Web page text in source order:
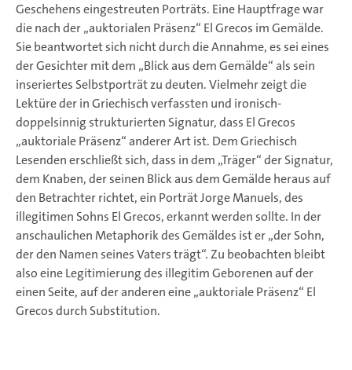
Geschehens eingestreuten Porträts. Eine Hauptfrage war
die nach der „auktorialen Präsenz“ El Grecos im Gemälde.
Sie beantwortet sich nicht durch die Annahme, es sei eines
der Gesichter mit dem „Blick aus dem Gemälde“ als sein
inseriertes Selbstporträt zu deuten. Vielmehr zeigt die
Lektüre der in Griechisch verfassten und ironisch-
doppelsinnig strukturierten Signatur, dass El Grecos
„auktoriale Präsenz“ anderer Art ist. Dem Griechisch
Lesenden erschließt sich, dass in dem „Träger“ der Signatur,
dem Knaben, der seinen Blick aus dem Gemälde heraus auf
den Betrachter richtet, ein Porträt Jorge Manuels, des
illegitimen Sohns El Grecos, erkannt werden sollte. In der
anschaulichen Metaphorik des Gemäldes ist er „der Sohn,
der den Namen seines Vaters trägt“. Zu beobachten bleibt
also eine Legitimierung des illegitim Geborenen auf der
einen Seite, auf der anderen eine „auktoriale Präsenz“ El
Grecos durch Substitution.